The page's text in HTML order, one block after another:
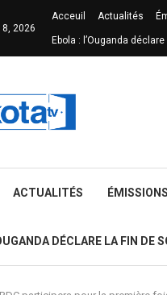
2026
Acceuil Actualités
Ebola : l’Ouganda
ACTUALITÉS ÉMISSIONS
DÉCLARE LA FIN DE